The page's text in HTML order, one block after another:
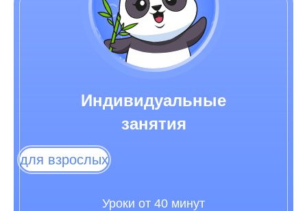
Индивидуальные
занятия
для взрослых
Уроки от 40 минут